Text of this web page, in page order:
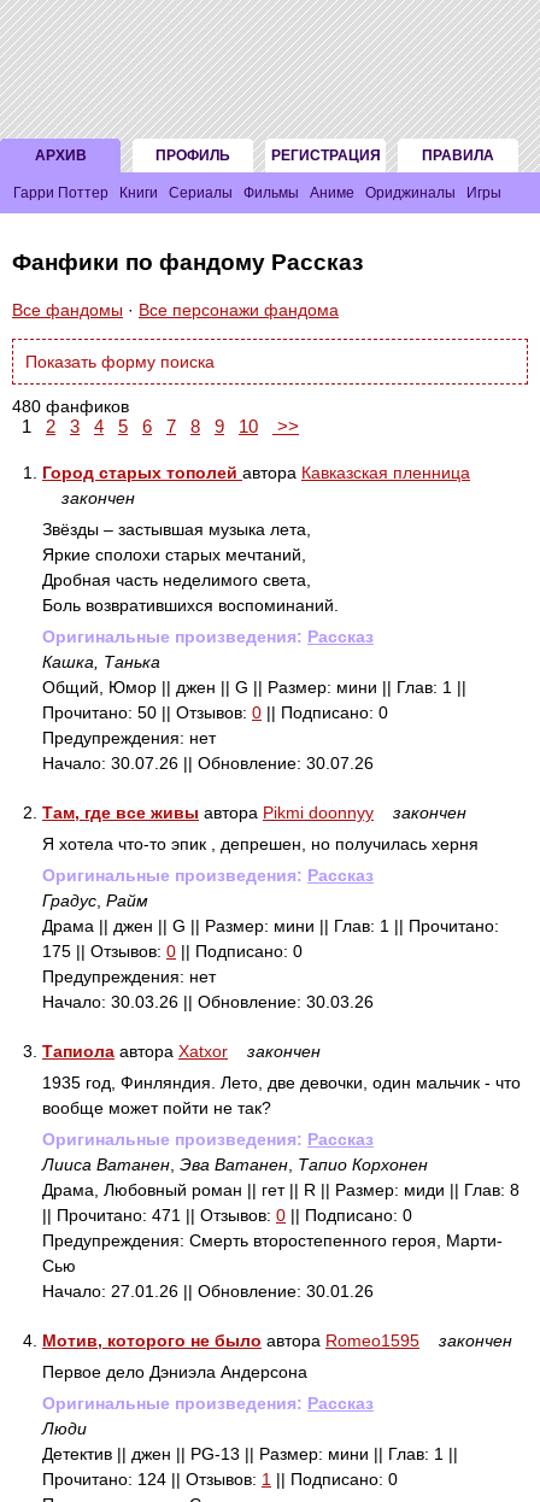
АРХИВ ПРОФИЛЬ РЕГИСТРАЦИЯ ПРАВИЛА
Гарри Поттер Книги Сериалы Фильмы Аниме Ориджиналы Игры
Фанфики по фандому Рассказ
Все фандомы · Все персонажи фандома
480 фанфиков
1 2 3 4 5 6 7 8 9 10 >>
1. Город старых тополей автора Кавказская пленница
закончен
Звёзды – застывшая музыка лета,
Яркие сполохи старых мечтаний,
Дробная часть неделимого света,
Боль возвратившихся воспоминаний.
Оригинальные произведения: Рассказ
Кашка, Танька
Общий, Юмор || джен || G || Размер: мини || Глав: 1 ||
Прочитано: 50 || Отзывов: 0 || Подписано: 0
Предупреждения: нет
Начало: 30.07.26 || Обновление: 30.07.26
2. Там, где все живы автора Pikmi doonnyy
закончен
Я хотела что-то эпик , депрешен, но получилась херня
Оригинальные произведения: Рассказ
Градус Райм
Драма || джен || G || Размер: мини || Глав: 1 || Прочитано:
175 || Отзывов: 0 || Подписано: 0
Предупреждения: нет
Начало: 30.03.26 || Обновление: 30.03.26
3. Тапиола автора Xatxor
закончен
1935 год, Финляндия. Лето, две девочки, один мальчик - что
вообще может пойти не так?
Оригинальные произведения: Рассказ
Лииса Ватанен Эва Ватанен Тапио Корхонен
Драма, Любовный роман || гет || R || Размер: миди || Глав: 8
|| Прочитано: 471 || Отзывов: 0 || Подписано: 0
Предупреждения: Смерть второстепенного героя, Марти-
Сью
Начало: 27.01.26 || Обновление: 30.01.26
4. Мотив, которого не было автора Romeo1595
закончен
Первое дело Дэниэла Андерсона
Оригинальные произведения: Рассказ
Люди
Детектив || джен || PG-13 || Размер: мини || Глав: 1 ||
Прочитано: 124 || Отзывов: 1 || Подписано: 0
Показать форму поиска